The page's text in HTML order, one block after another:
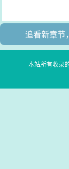
追看新章节
本站所有收录